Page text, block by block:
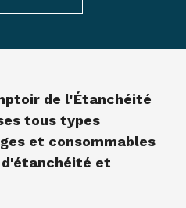
de l'Étanchéité
tous types
et consommables
et